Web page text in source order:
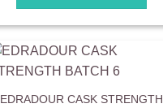
EDRADOUR CASK STRENGTH